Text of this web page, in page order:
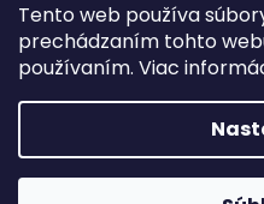
Tento web používa
prechádzaním tohto
používaním. Viac
á Copyright 2026Jantex -